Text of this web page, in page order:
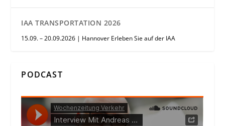
IAA TRANSPORTATION 2026
15.09. – 20.09.2026 | Hannover Erleben Sie auf der IAA
PODCAST